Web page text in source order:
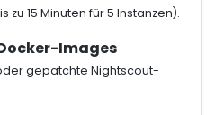
zu 15 Minuten für 5 Instanzen).
Images
gepatchte Nightscout-